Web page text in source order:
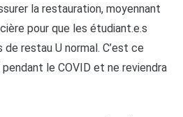
la restauration, moyennant
pour que les étudiant.e.s
de restau U normal. C’est ce
le COVID et ne reviendra